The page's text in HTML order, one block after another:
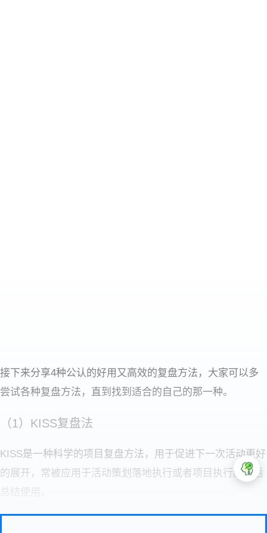
接下来分享4种公认的好用又高效的复盘方法，大家可以多
尝试各种复盘方法，直到找到适合的自己的那一种。
（1）KISS复盘法
KISS是一种科学的项目复盘方法，用于促进下一次活动更好
的展开，常被应用于活动策划落地执行或者项目执行结束后
总结使用。